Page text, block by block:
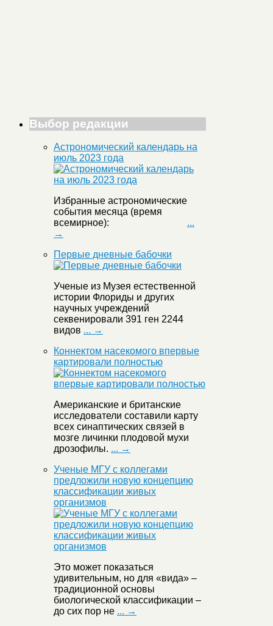
Выбор редакции
Астрономический календарь на
июль 2023 года
Избранные астрономические
события месяца (время
всемирное): ...
→
Первые дневные бабочки
Ученые из Музея естественной
истории Флориды и других
научных учреждений
секвенировали 391 ген 2244
видов ... →
Коннектом насекомого впервые
картировали полностью
Американские и британские
исследователи составили карту
всех синаптических связей в
мозге личинки плодовой мухи
дрозофилы. ... →
Ученые МГУ с коллегами
предложили новую концепцию
классификации живых
организмов
Это может показаться
удивительным, но для «вида» –
традиционной основы
биологической классификации –
до сих пор не ... →